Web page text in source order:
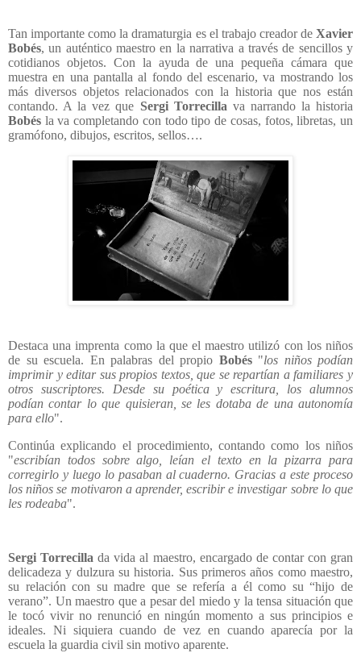
Tan importante como la dramaturgia es el trabajo creador de Xavier
Bobés, un auténtico maestro en la narrativa a través de sencillos y
cotidianos objetos. Con la ayuda de una pequeña cámara que
muestra en una pantalla al fondo del escenario, va mostrando los
más diversos objetos relacionados con la historia que nos están
contando. A la vez que Sergi Torrecilla va narrando la historia
Bobés la va completando con todo tipo de cosas, fotos, libretas, un
gramófono, dibujos, escritos, sellos….
Destaca una imprenta como la que el maestro utilizó con los niños
de su escuela. En palabras del propio Bobés"los niños podían
imprimir y editar sus propios textos, que se repartían a familiares y
otros suscriptores. Desde su poética y escritura, los alumnos
podían contar lo que quisieran, se les dotaba de una autonomía
para ello".
Continúa explicando el procedimiento, contando como los niños
"escribían todos sobre algo, leían el texto en la pizarra para
corregirlo y luego lo pasaban al cuaderno. Gracias a este proceso
los niños se motivaron a aprender, escribir e investigar sobre lo que
les rodeaba".
Sergi Torrecilla da vida al maestro, encargado de contar con gran
delicadeza y dulzura su historia. Sus primeros años como maestro,
su relación con su madre que se refería a él como su “hijo de
verano”. Un maestro que a pesar del miedo y la tensa situación que
le tocó vivir no renunció en ningún momento a sus principios e
ideales. Ni siquiera cuando de vez en cuando aparecía por la
escuela la guardia civil sin motivo aparente.